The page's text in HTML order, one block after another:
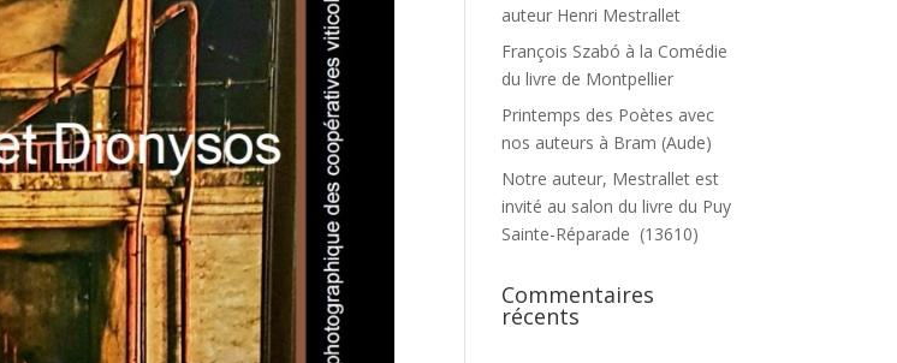
auteur Henri Mestrallet
François Szabó à la Comédie
du livre de Montpellier
Printemps des Poètes avec
nos auteurs à Bram (Aude)
Notre auteur, Mestrallet est
invité au salon du livre du Puy
Sainte-Réparade (13610)
Commentaires
récents